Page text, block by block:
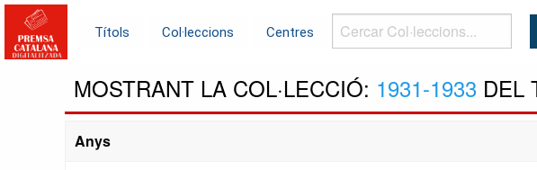
Títols Col·leccions Centres
Cercar
Col·leccions...
MOSTRANT LA COL·LECCIÓ: 1931-1933 DEL
Anys